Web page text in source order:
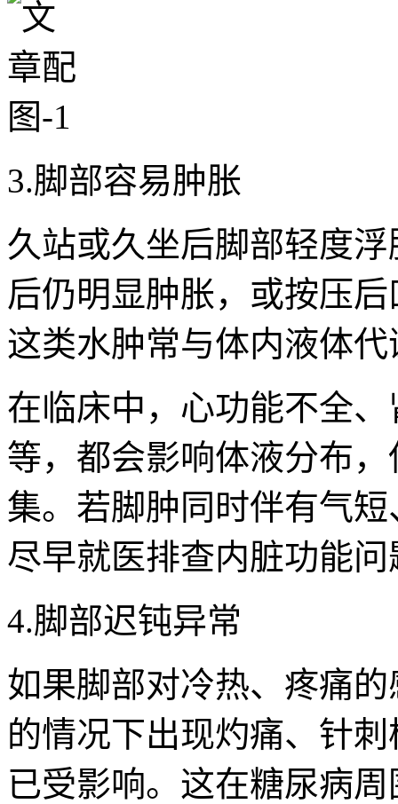
3.脚部容易肿胀
久站或久坐后脚部轻度
后仍明显肿胀，或按压
这类水肿常与体内液体
在临床中，心功能不全
等，都会影响体液分布
集。若脚肿同时伴有气
尽早就医排查内脏功能问
4.脚部迟钝异常
如果脚部对冷热、疼痛
的情况下出现灼痛、针
已受影响。这在糖尿病